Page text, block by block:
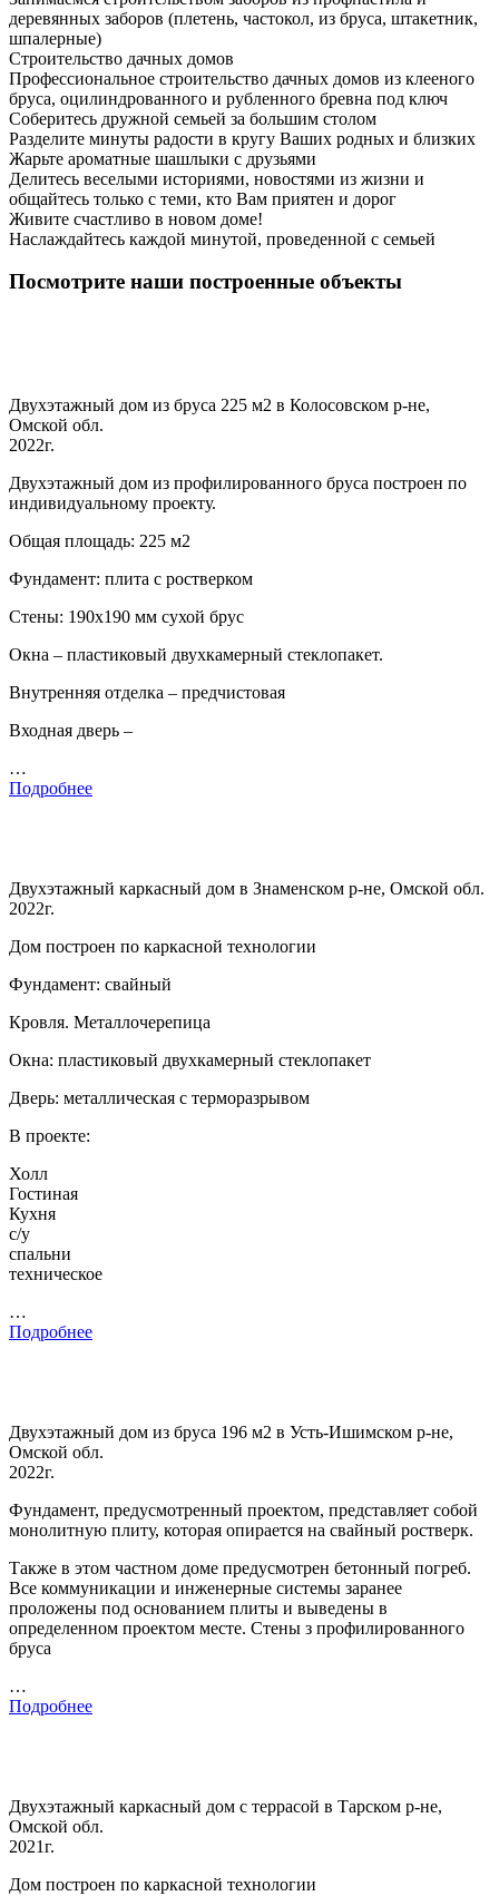
деревянных заборов (плетень, частокол, из бруса, штакетник,
шпалерные)
Строительство дачных домов
Профессиональное строительство дачных домов из клееного
бруса, оцилиндрованного и рубленного бревна под ключ
Соберитесь дружной семьей за большим столом
Разделите минуты радости в кругу Ваших родных и близких
Жарьте ароматные шашлыки с друзьями
Делитесь веселыми историями, новостями из жизни и
общайтесь только с теми, кто Вам приятен и дорог
Живите счастливо в новом доме!
Наслаждайтесь каждой минутой, проведенной с семьей
Посмотрите наши построенные объекты
Двухэтажный дом из бруса 225 м2 в Колосовском р-не,
Омской обл.
2022г.
Двухэтажный дом из профилированного бруса построен по
индивидуальному проекту.
Общая площадь: 225 м2
Фундамент: плита с ростверком
Стены: 190х190 мм сухой брус
Окна – пластиковый двухкамерный стеклопакет.
Внутренняя отделка – предчистовая
Входная дверь –
…
Подробнее
Двухэтажный каркасный дом в Знаменском р-не, Омской обл.
2022г.
Дом построен по каркасной технологии
Фундамент: свайный
Кровля. Металлочерепица
Окна: пластиковый двухкамерный стеклопакет
Дверь: металлическая с терморазрывом
В проекте:
Холл
Гостиная
Кухня
с/у
спальни
техническое
…
Подробнее
Двухэтажный дом из бруса 196 м2 в Усть-Ишимском р-не,
Омской обл.
2022г.
Фундамент, предусмотренный проектом, представляет собой
монолитную плиту, которая опирается на свайный ростверк.
Также в этом частном доме предусмотрен бетонный погреб.
Все коммуникации и инженерные системы заранее
проложены под основанием плиты и выведены в
определенном проектом месте. Стены з профилированного
бруса
…
Подробнее
Двухэтажный каркасный дом с террасой в Тарском р-не,
Омской обл.
2021г.
Дом построен по каркасной технологии